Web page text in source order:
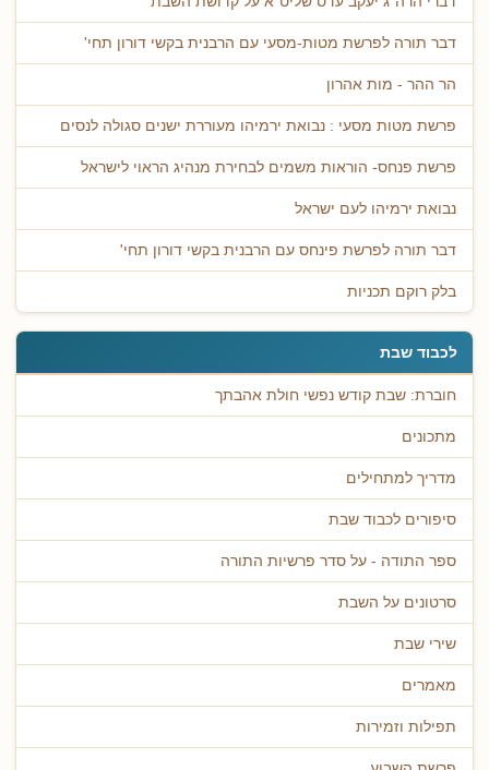
דבר תורה לפרשת מטות-מסעי עם הרבנית בקשי דורון תחי'
הר ההר - מות אהרון
פרשת מטות מסעי : נבואת ירמיהו מעוררת ישנים סגולה לנסים
פרשת פנחס- הוראות משמים לבחירת מנהיג הראוי לישראל
נבואת ירמיהו לעם ישראל
דבר תורה לפרשת פינחס עם הרבנית בקשי דורון תחי'
בלק רוקם תכניות
לכבוד שבת
חוברת: שבת קודש נפשי חולת אהבתך
מתכונים
מדריך למתחילים
סיפורים לכבוד שבת
ספר התודה - על סדר פרשיות התורה
סרטונים על השבת
שירי שבת
מאמרים
תפילות וזמירות